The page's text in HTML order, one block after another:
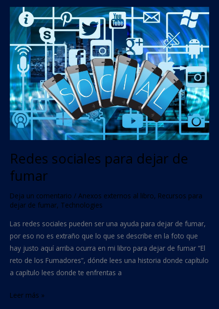
Redes sociales para dejar de
fumar
Deja un comentario / Anexos externos al libro, Recursos para
dejar de fumar, Technologies
Las redes sociales pueden ser una ayuda para dejar de fumar,
por eso no es extraño que lo que se describe en la foto que
hay justo aquí arriba ocurra en mi libro para dejar de fumar “El
reto de los Fumadores”, dónde lees una historia donde capítulo
a capítulo lees donde te enfrentas a
Redes
sociales
para
dejar
de
fumar
Leer más »